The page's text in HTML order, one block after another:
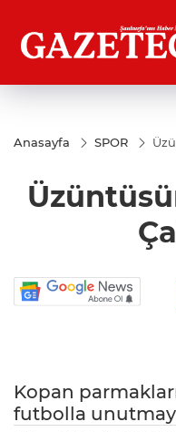
Anasayfa SPOR
Kopan
futbolla